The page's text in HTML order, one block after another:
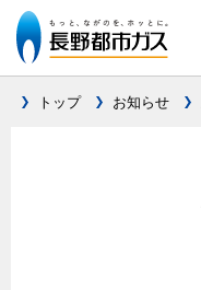
トップ お知らせ